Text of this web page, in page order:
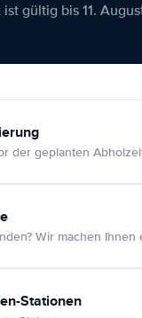
gültig bis 11.
der geplanten
Wir machen
Stationen